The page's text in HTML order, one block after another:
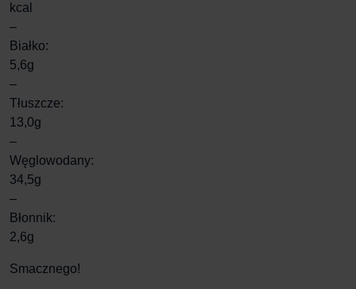
kcal
–
Białko:
5,6g
–
Tłuszcze:
13,0g
–
Węglowodany:
34,5g
–
Błonnik:
2,6g
Smacznego!